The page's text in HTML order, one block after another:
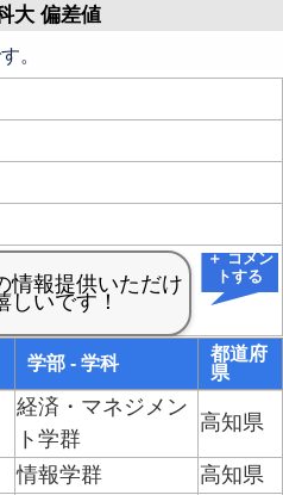
大 偏差値
。
＋ コメン
トする
学部 - 学科
都道府
県
経済・マネジメン
ト学群
高知県
情報学群 高知県